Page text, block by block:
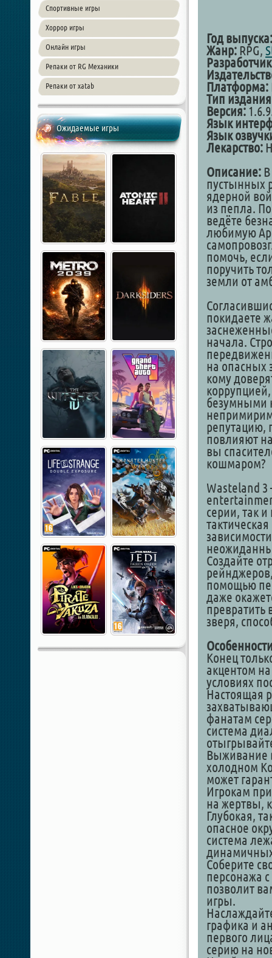
Спортивные игры
Хоррор игры
Онлайн игры
Репаки от RG Механики
Репаки от xatab
Ожидаемые игры
Год выпуска:
Жанр: RPG,
Платформа:
Тип
Версия:
Язык
Язык
Лекарство:
Описание:
пустынных
ядерной
из пепла.
ведёте
любимую
помочь,
поручить
земли от
покидаете
начала.
на опасных
кому
безумными
репутацию,
повлияют
вы
кошмаром?
Wasteland 3
серии, так
Создайте
помощью
даже
превратить
зверя,
Конец
акцентом
условиях
Настоящая
фанатам
система
Выживание
холодном
может
Игрокам
на жертвы,
Глубокая,
опасное
система
Соберите
персонажа
позволит
игры.
графика и
первого
серию на